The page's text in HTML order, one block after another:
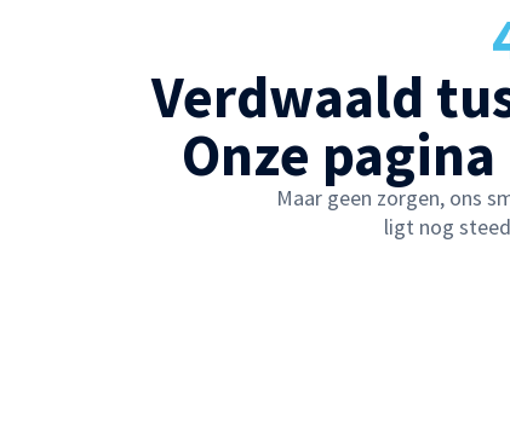
Verdwaald
Onze
Maar geen zorgen, ons
ligt nog